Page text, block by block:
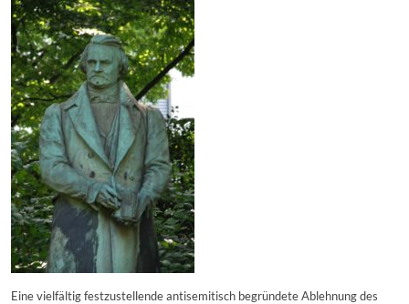
Eine vielfältig festzustellende antisemitisch begründete Ablehnung des